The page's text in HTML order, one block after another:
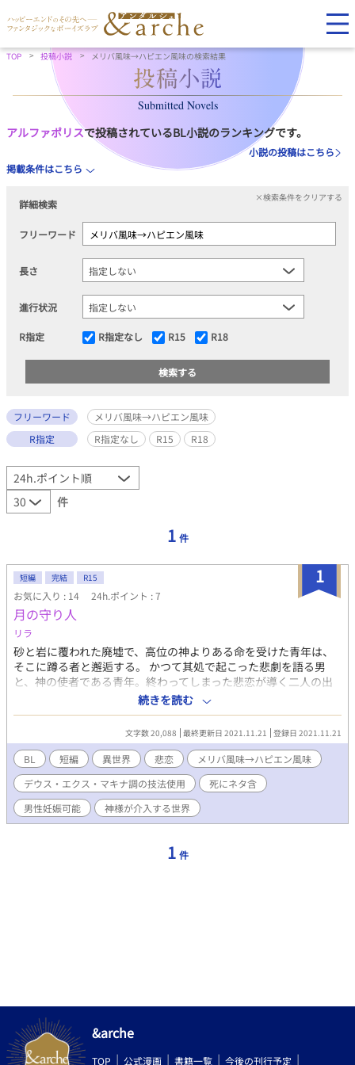
TOP 投稿小説 メリバ風味→ハピエン風味の検索結果
Submitted Novels
アルファポリスで投稿されているBL小説のランキングです。
小説の投稿はこちら
掲載条件はこちら
詳細検索
×検索条件をクリアする
フリーワード
長さ
進行状況
R指定 R指定なし R15 R18
フリーワード
メリバ風味→ハピエン風味
R指定
R指定なし R15 R18
件
1 件
1
短編 完結 R15
お気に入り : 14 24h.ポイント : 7
月の守り人
リラ
砂と岩に覆われた廃墟で、高位の神よりある命を受けた青年は、
そこに蹲る者と邂逅する。 かつて其処で起こった悲劇を語る男
と、神の使者である青年。終わってしまった悲恋が導く二人の出
会いが、荒れ果てた大地に再び命を蘇らせる。 直接的な描写はあ
りませんが、不遇な扱いを受ける描写や死産に触れるシーン、死
にネタなどがあります。 ラストはメリバ寄りのハッピーエンドで
すが、大団円とは言い難いので苦手な方は回避推奨。
続きを読む
文字数 20,088 最終更新日 2021.11.21 登録日 2021.11.21
BL 短編 異世界 悲恋
メリバ風味→ハピエン風味
デウス・エクス・マキナ調の技法使用
死にネタ含
男性妊娠可能
神様が介入する世界
1 件
&arche
TOP 公式漫画 書籍一覧 今後の刊行予定